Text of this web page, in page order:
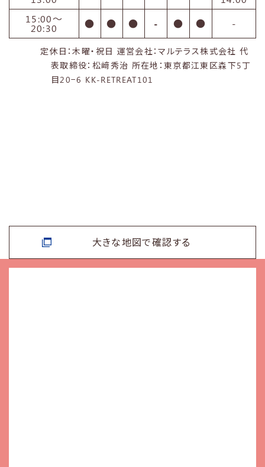
15:00〜
20:30 ● ● ● - ● ● -
定休日：木曜・祝日 運営会社：マルテラス株式会社 代
表取締役：松﨑秀治 所在地：東京都江東区森下5丁
目20−6 KK-RETREAT101
大きな地図で確認する